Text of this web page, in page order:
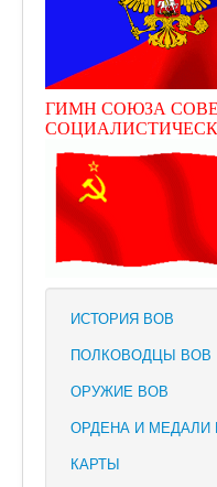
ГИМН СОЮЗА
ИСТОРИЯ ВОВ
ПОЛКОВОДЦЫ ВОВ
ОРУЖИЕ ВОВ
ОРДЕНА И МЕДАЛИ
КАРТЫ